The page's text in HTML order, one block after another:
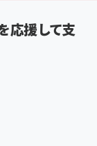
応援して支